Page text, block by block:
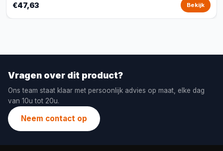
€47,63 Bekijk
Vragen over dit product?
Ons team staat klaar met persoonlijk advies op maat, elke dag
van 10u tot 20u.
Neem contact op